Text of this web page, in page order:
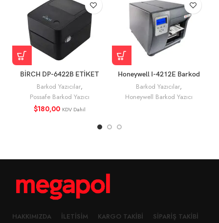
BİRCH DP-6422B ETİKET
YAZICI -104mm Direk Termal
Barkod Yazıcılar,
Possafe Barkod Yazıcı
$180,00 KDV Dahil
Honeywell I-4212E Barkod
Yazıcı Özellikleri
Barkod Yazıcılar,
Honeywell Barkod Yazıcı
HAKKIMIZDA İLETISIM KARGO TAKIBI SIPARIŞ TAKIBI